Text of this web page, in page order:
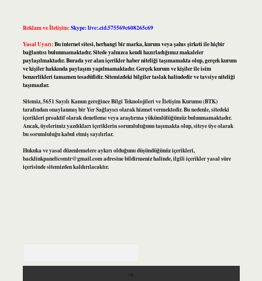
Reklam ve İletişim:Skype: live:.cid.575569c608265c69
Yasal Uyarı:Bu internet sitesi, herhangi bir marka, kurum veya şahıs şirketi ile hiçbir
bağlantısı bulunmamaktadır. Sitede yalnızca kendi hazırladığımız makaleler
paylaşılmaktadır. Burada yer alan içerikler haber niteliği taşımamakta olup, gerçek kurum
ve kişiler hakkında paylaşım yapılmamaktadır. Gerçek kurum ve kişiler ile isim
benzerlikleri tamamen tesadüfidir. Sitemizdeki bilgiler taslak halindedir ve tavsiye niteliği
taşımazlar.
Sitemiz, 5651 Sayılı Kanun gereğince Bilgi Teknolojileri ve İletişim Kurumu (BTK)
tarafından onaylanmış bir Yer Sağlayıcı olarak hizmet vermektedir. Bu nedenle, sitedeki
içerikleri proaktif olarak denetleme veya araştırma yükümlülüğümüz bulunmamaktadır.
Ancak, üyelerimiz yazdıkları içeriklerin sorumluluğunu taşımakta olup, siteye üye olarak
bu sorumluluğu kabul etmiş sayılırlar.
Hukuka ve yasal düzenlemelere aykırı olduğunu düşündüğünüz içerikleri,
backlinkpanelicomtr@gmail.comadresine bildirmeniz halinde, ilgili içerikler yasal süre
içerisinde sitemizden kaldırılacaktır.